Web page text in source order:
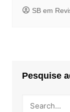
SB em
Pesquise